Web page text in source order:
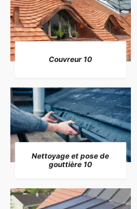
Couvreur 10
Nettoyage et pose de
gouttière 10